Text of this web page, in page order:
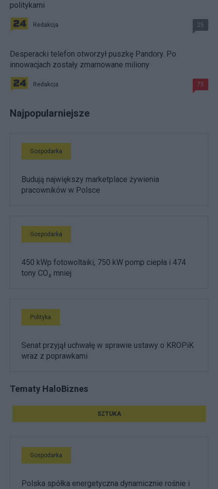
politykami
Redakcja 25
Desperacki telefon otworzył puszkę Pandory. Po
innowacjach zostały zmarnowane miliony
Redakcja 75
Najpopularniejsze
Gospodarka
Budują największy marketplace żywienia
pracowników w Polsce
Gospodarka
450 kWp fotowoltaiki, 750 kW pomp ciepła i 474
tony CO₂ mniej
Polityka
Senat przyjął uchwałę w sprawie ustawy o KROPiK
wraz z poprawkami
Tematy HaloBiznes
SZTUKA
Gospodarka
Polska spółka energetyczna dynamicznie rośnie i